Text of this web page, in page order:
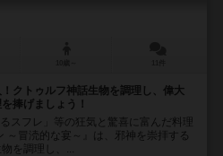
クトゥルフ神話生物を調理し、偉大
捧げましょう！
スフレ」等の狂気と驚喜に富んだ料理
～冒涜的な宴～』は、邪神を崇拝する
を調理し、...